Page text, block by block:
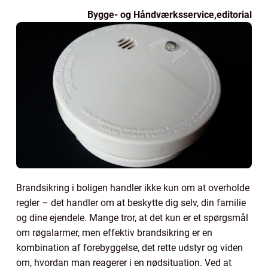
Bygge- og Håndværksservice,editorial
Brandsikring i boligen handler ikke kun om at overholde
regler – det handler om at beskytte dig selv, din familie
og dine ejendele. Mange tror, at det kun er et spørgsmål
om røgalarmer, men effektiv brandsikring er en
kombination af forebyggelse, det rette udstyr og viden
om, hvordan man reagerer i en nødsituation. Ved at